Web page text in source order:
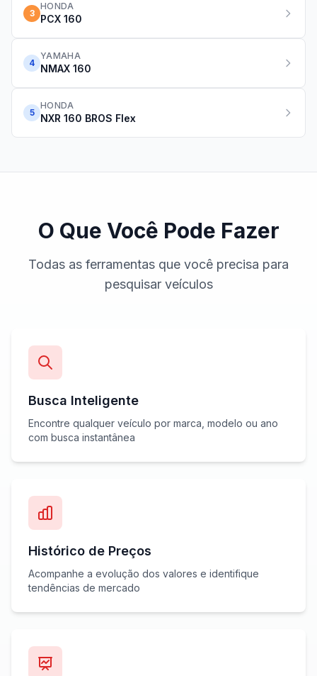
3
HONDA
PCX 160
4
YAMAHA
NMAX 160
5
HONDA
NXR 160 BROS Flex
O Que Você Pode Fazer
Todas as ferramentas que você precisa para
pesquisar veículos
Busca Inteligente
Encontre qualquer veículo por marca, modelo ou ano
com busca instantânea
Histórico de Preços
Acompanhe a evolução dos valores e identifique
tendências de mercado